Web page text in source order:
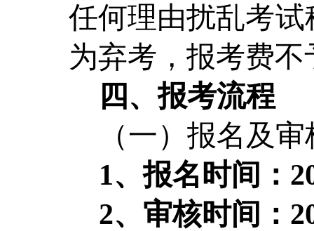
任何理由扰乱考
为弃考，报考费不
四、报考流程
（一）报名及审
1、报名时间：
2、审核时间：